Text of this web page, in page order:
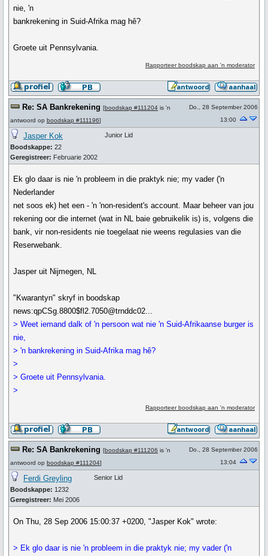
nie, 'n
bankrekening in Suid-Afrika mag hê?
Groete uit Pennsylvania.
Rapporteer boodskap aan 'n moderator
Re: SA Bankrekening [boodskap #111204 is 'n
antwoord op boodskap #111196]
Do., 28 September 2006
13:00
Jasper Kok
Boodskappe: 22
Geregistreer: Februarie 2002
Junior Lid
Ek glo daar is nie 'n probleem in die praktyk nie; my vader ('n
Nederlander
net soos ek) het een - 'n 'non-resident's account. Maar beheer van jou
rekening oor die internet (wat in NL baie gebruikelik is) is, volgens die
bank, vir non-residents nie toegelaat nie weens regulasies van die
Reserwebank.
Jasper uit Nijmegen, NL
"Kwarantyn" skryf in boodskap
news:qpCSg.8800$fl2.7050@trnddc02...
> Weet iemand dalk of 'n persoon wat nie 'n Suid-Afrikaanse burger is
nie,
> 'n bankrekening in Suid-Afrika mag hê?
>
> Groete uit Pennsylvania.
>
Rapporteer boodskap aan 'n moderator
Re: SA Bankrekening [boodskap #111206 is 'n
antwoord op boodskap #111204]
Do., 28 September 2006
13:04
Ferdi Greyling
Boodskappe: 1232
Geregistreer: Mei 2006
Senior Lid
On Thu, 28 Sep 2006 15:00:37 +0200, "Jasper Kok" wrote:
> Ek glo daar is nie 'n probleem in die praktyk nie; my vader ('n